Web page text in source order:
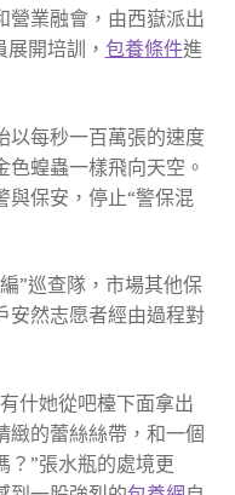
營業融會，由西嶽派出
開培訓， 包養條件進
以每秒一百萬張的速度
蝗蟲一樣飛向天空。
與保安，停止“警保混
”巡查隊，市場其他保
安然志愿者經由過程對
什她從吧檯下面拿出
緻的蕾絲絲帶，和一個
？”張水瓶的處境更